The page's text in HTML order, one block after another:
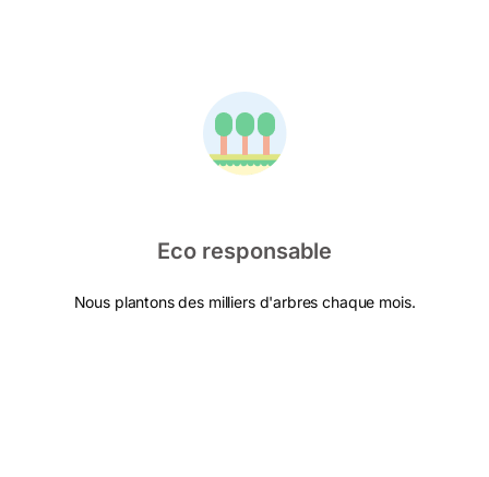
Eco responsable
Nous plantons des milliers d'arbres chaque mois.